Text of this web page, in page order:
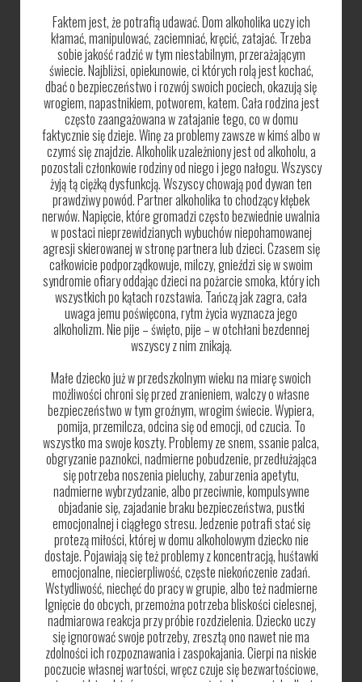
Faktem jest, że potrafią udawać. Dom alkoholika uczy ich
kłamać, manipulować, zaciemniać, kręcić, zatajać. Trzeba
sobie jakość radzić w tym niestabilnym, przerażającym
świecie. Najbliżsi, opiekunowie, ci których rolą jest kochać,
dbać o bezpieczeństwo i rozwój swoich pociech, okazują się
wrogiem, napastnikiem, potworem, katem. Cała rodzina jest
często zaangażowana w zatajanie tego, co w domu
faktycznie się dzieje. Winę za problemy zawsze w kimś albo w
czymś się znajdzie. Alkoholik uzależniony jest od alkoholu, a
pozostali członkowie rodziny od niego i jego nałogu. Wszyscy
żyją tą ciężką dysfunkcją. Wszyscy chowają pod dywan ten
prawdziwy powód. Partner alkoholika to chodzący kłębek
nerwów. Napięcie, które gromadzi często bezwiednie uwalnia
w postaci nieprzewidzianych wybuchów niepohamowanej
agresji skierowanej w stronę partnera lub dzieci. Czasem się
całkowicie podporządkowuje, milczy, gnieździ się w swoim
syndromie ofiary oddając dzieci na pożarcie smoka, który ich
wszystkich po kątach rozstawia. Tańczą jak zagra, cała
uwaga jemu poświęcona, rytm życia wyznacza jego
alkoholizm. Nie pije – święto, pije – w otchłani bezdennej
wszyscy z nim znikają.
Małe dziecko już w przedszkolnym wieku na miarę swoich
możliwości chroni się przed zranieniem, walczy o własne
bezpieczeństwo w tym groźnym, wrogim świecie. Wypiera,
pomija, przemilcza, odcina się od emocji, od czucia. To
wszystko ma swoje koszty. Problemy ze snem, ssanie palca,
obgryzanie paznokci, nadmierne pobudzenie, przedłużająca
się potrzeba noszenia pieluchy, zaburzenia apetytu,
nadmierne wybrzydzanie, albo przeciwnie, kompulsywne
objadanie się, zajadanie braku bezpieczeństwa, pustki
emocjonalnej i ciągłego stresu. Jedzenie potrafi stać się
protezą miłości, której w domu alkoholowym dziecko nie
dostaje. Pojawiają się też problemy z koncentracją, huśtawki
emocjonalne, niecierpliwość, częste niekończenie zadań.
Wstydliwość, niechęć do pracy w grupie, albo też nadmierne
lgnięcie do obcych, przemożna potrzeba bliskości cielesnej,
nadmiarowa reakcja przy próbie rozdzielenia. Dziecko uczy
się ignorować swoje potrzeby, zresztą ono nawet nie ma
zdolności ich rozpoznawania i zaspokajania. Cierpi na niskie
poczucie własnej wartości, wręcz czuje się bezwartościowe,